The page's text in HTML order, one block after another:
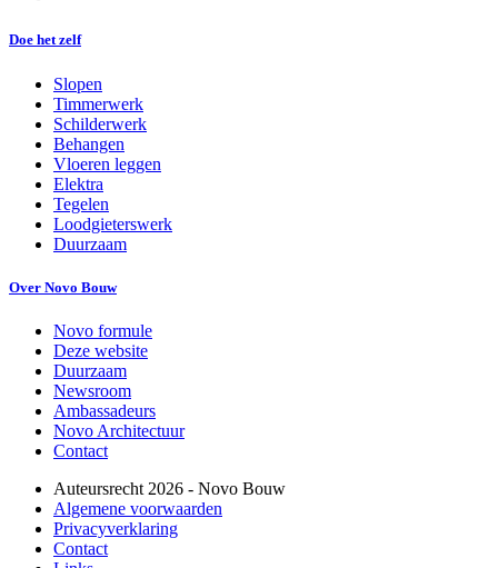
Doe het zelf
Slopen
Timmerwerk
Schilderwerk
Behangen
Vloeren leggen
Elektra
Tegelen
Loodgieterswerk
Duurzaam
Over Novo Bouw
Novo formule
Deze website
Duurzaam
Newsroom
Ambassadeurs
Novo Architectuur
Contact
Auteursrecht 2026 - Novo Bouw
Algemene voorwaarden
Privacyverklaring
Contact